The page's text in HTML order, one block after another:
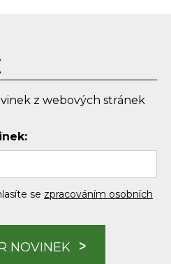
z webových stránek
se zpracováním osobních
NOVINEK